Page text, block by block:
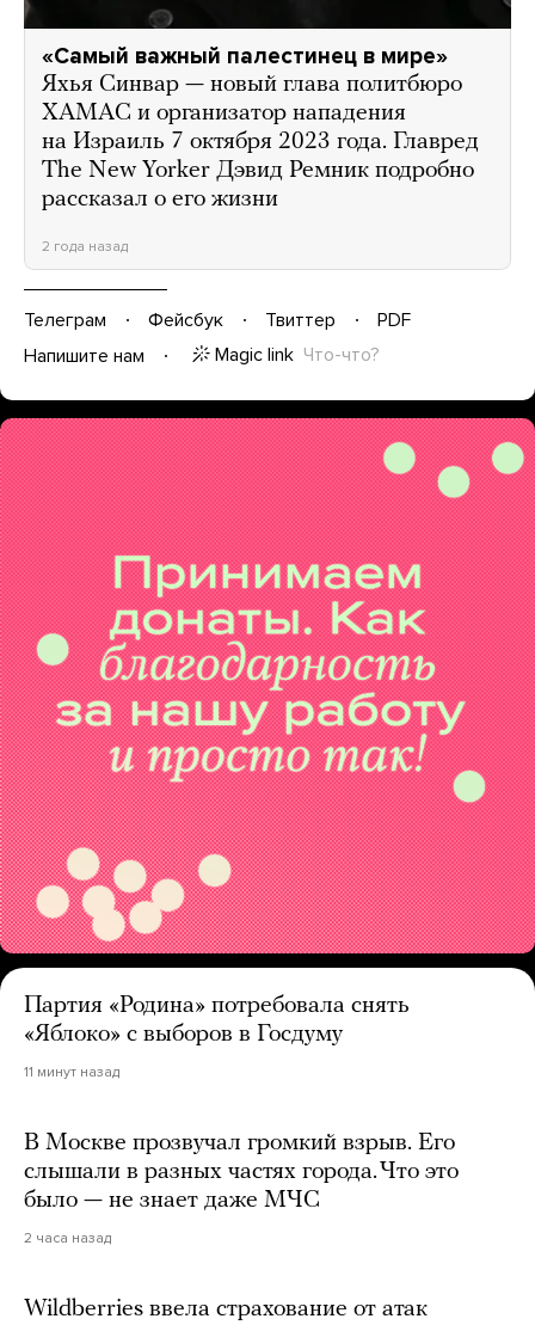
«Самый важный палестинец в мире»
Яхья Синвар — новый глава политбюро
ХАМАС и организатор нападения
на Израиль 7 октября 2023 года. Главред
The New Yorker Дэвид Ремник подробно
рассказал о его жизни
2 года назад
Телеграм Фейсбук Твиттер
PDF
Напишите нам
Magic link Что-что?
Партия «Родина» потребовала снять
«Яблоко» с выборов в Госдуму
11 минут назад
В Москве прозвучал громкий взрыв. Его
слышали в разных частях города. Что это
было — не знает даже МЧС
2 часа назад
Wildberries ввела страхование от атак